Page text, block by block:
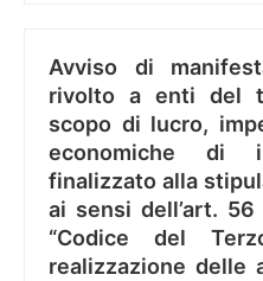
Avviso di
rivolto a enti del
scopo di lucro,
economiche di
finalizzato alla
ai sensi dell’art.
“Codice del
realizzazione delle